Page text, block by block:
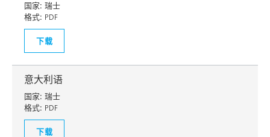
国家: 瑞士
格式: PDF
下载
意大利语
国家: 瑞士
格式: PDF
下载